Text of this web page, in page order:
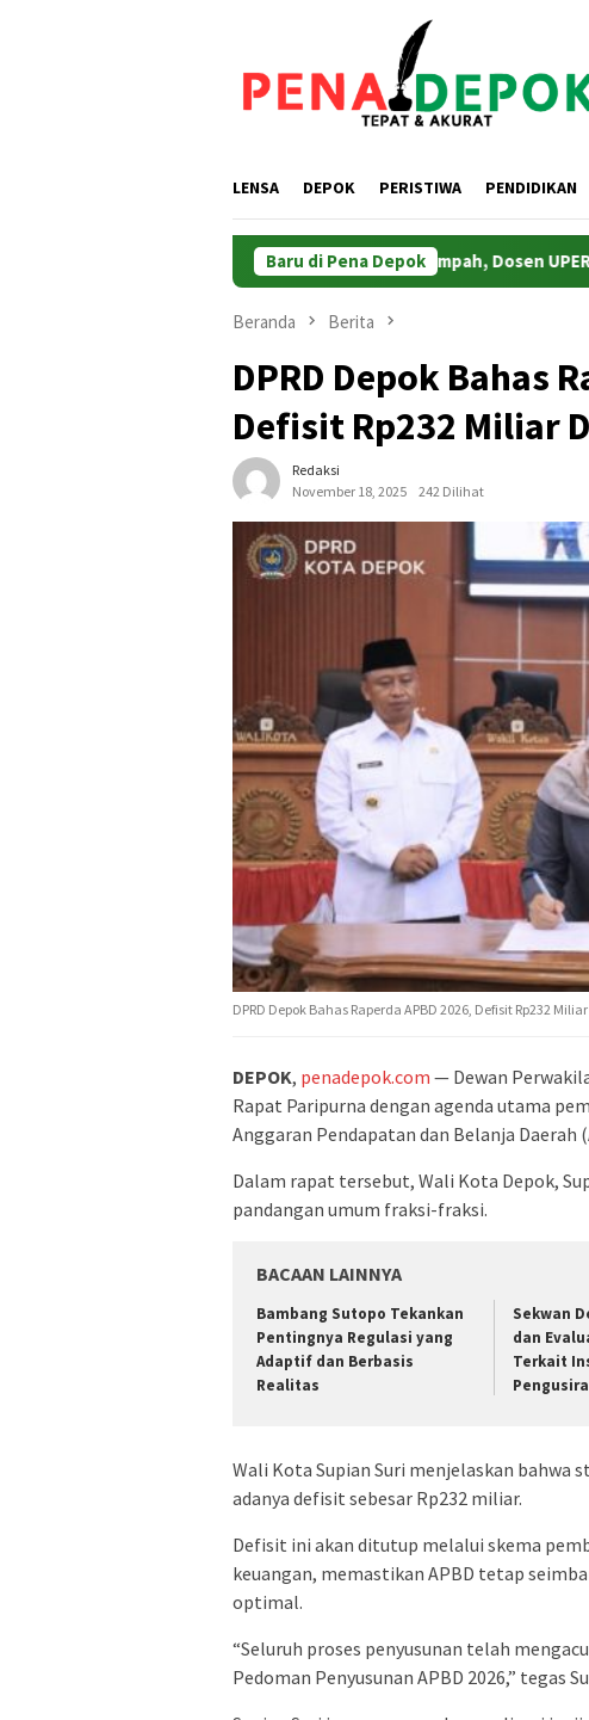
LENSA DEPOK PERISTIWA PENDIDIKAN
Baru di Pena Depok
Efisiensikan Pengelolaan Sampah, Dosen UPER
Beranda Berita
DPRD Depok Bahas
Defisit Rp232 Miliar
Redaksi
November 18, 2025
242 Dilihat
DPRD Depok Bahas Raperda APBD 2026, Defisit Rp232
DEPOK, penadepok.com — Dewan
Rapat Paripurna dengan agenda utama
Anggaran Pendapatan dan Belanja Daerah
Dalam rapat tersebut, Wali Kota Depok,
pandangan umum fraksi-fraksi.
BACAAN LAINNYA
Bambang Sutopo Tekankan
Pentingnya Regulasi yang
Adaptif dan Berbasis
Realitas
Sekwan
dan
Terkait
Wali Kota Supian Suri menjelaskan bahwa
adanya defisit sebesar Rp232 miliar.
Defisit ini akan ditutup melalui skema
keuangan, memastikan APBD tetap
optimal.
“Seluruh proses penyusunan telah
Pedoman Penyusunan APBD 2026,” tegas